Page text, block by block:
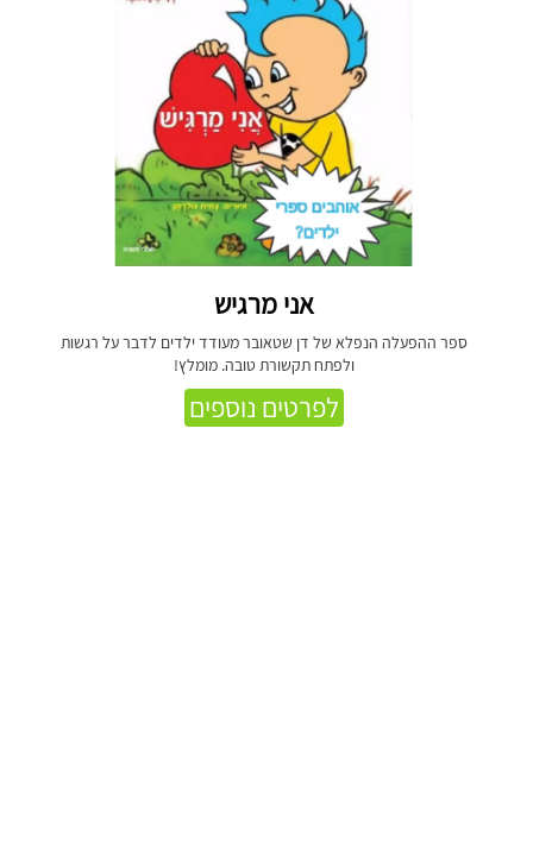
אני מרגיש
ספר ההפעלה הנפלא של דן שטאובר מעודד ילדים לדבר על רגשות
ולפתח תקשורת טובה. מומלץ!
לפרטים נוספים